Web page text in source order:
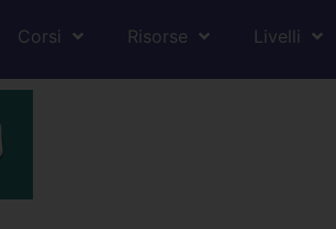
Corsi Risorse Livelli